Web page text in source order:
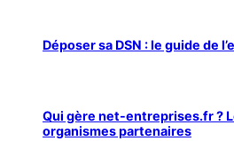
Déposer sa DSN : le guide de
Qui gère net-entreprises.fr ?
organismes partenaires